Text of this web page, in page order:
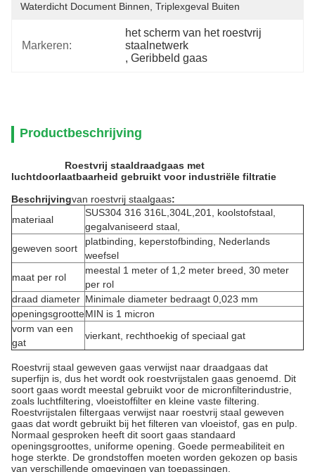
Waterdicht Document Binnen, Triplexgeval Buiten
Markeren:
het scherm van het roestvrij
staalnetwerk
, Geribbeld gaas
Productbeschrijving
Roestvrij staaldraadgaas met
luchtdoorlaatbaarheid gebruikt voor industriële filtratie
Beschrijvingvan roestvrij staalgaas:
materiaal
SUS304 316 316L,304L,201, koolstofstaal,
gegalvaniseerd staal,
geweven soort
platbinding, keperstofbinding, Nederlands
weefsel
maat per rol
meestal 1 meter of 1,2 meter breed, 30 meter
per rol
draad diameter Minimale diameter bedraagt ​​0,023 mm
openingsgrootteMIN is 1 micron
vorm van een
gat
vierkant, rechthoekig of speciaal gat
Roestvrij staal geweven gaas verwijst naar draadgaas dat
superfijn is, dus het wordt ook roestvrijstalen gaas genoemd. Dit
soort gaas wordt meestal gebruikt voor de micronfilterindustrie,
zoals luchtfiltering, vloeistoffilter en kleine vaste filtering.
Roestvrijstalen filtergaas verwijst naar roestvrij staal geweven
gaas dat wordt gebruikt bij het filteren van vloeistof, gas en pulp.
Normaal gesproken heeft dit soort gaas standaard
openingsgroottes, uniforme opening. Goede permeabiliteit en
hoge sterkte. De grondstoffen moeten worden gekozen op basis
van verschillende omgevingen van toepassingen.